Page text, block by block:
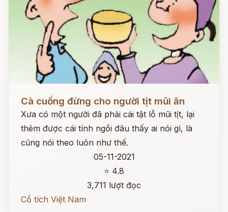
Cà cuống đừng cho người tịt mũi ăn
Xưa có một người đã phải cái tật lỗ mũi tịt, lại
thêm được cái tính ngồi đâu thấy ai nói gì, là
cũng nói theo luôn như thế.
05-11-2021
⭐ 4.8
3,711 lượt đọc
Cổ tích Việt Nam